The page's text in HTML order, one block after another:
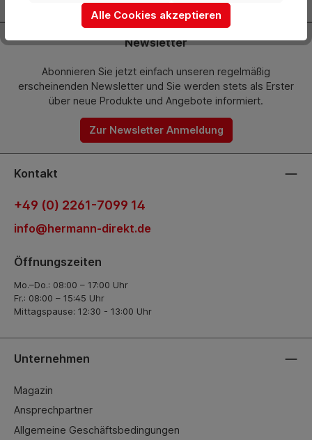
Newsletter
Abonnieren Sie jetzt einfach unseren regelmäßig
erscheinenden Newsletter und Sie werden stets als Erster
über neue Produkte und Angebote informiert.
Zur Newsletter Anmeldung
Kontakt
+49 (0) 2261-7099 14
info@hermann-direkt.de
Öffnungszeiten
Mo.–Do.: 08:00 – 17:00 Uhr
Fr.: 08:00 – 15:45 Uhr
Mittagspause: 12:30 - 13:00 Uhr
Unternehmen
Magazin
Ansprechpartner
Allgemeine Geschäftsbedingungen
Alle Cookies akzeptieren